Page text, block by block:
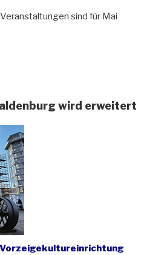
sind für Mai
wird erweitert
Vorzeigekultureinrichtung